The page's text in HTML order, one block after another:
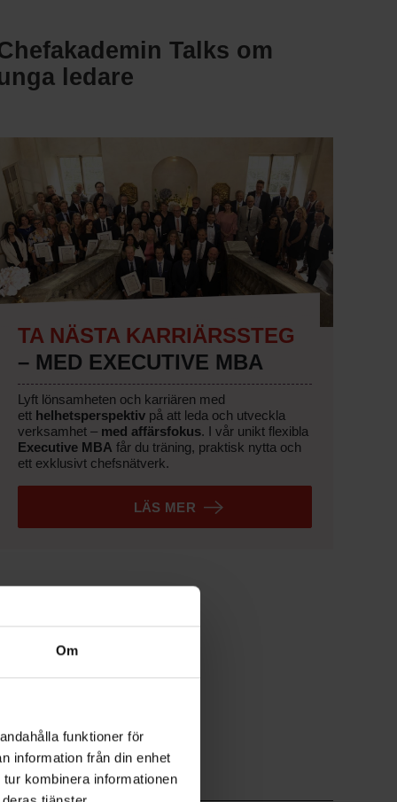
Om
funktioner för
information från din enhet
kombinera informationen
Talks om
ledare
TA NÄSTA KARRIÄRSSTEG
– MED EXECUTIVE MBA
Lyft lönsamheten och karriären med
ett helhetsperspektiv på att leda och utveckla
verksamhet – med affärsfokus. I vår unikt flexibla
Executive MBA får du träning, praktisk nytta och
ett exklusivt chefsnätverk.
LÄS MER